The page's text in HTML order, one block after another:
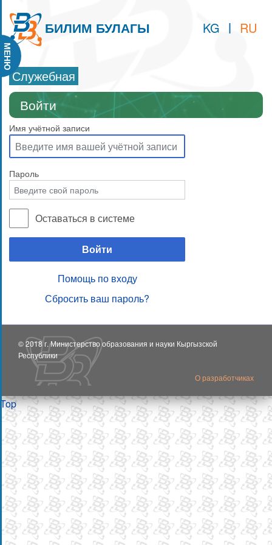
МЕНЮ
БИЛИМ БУЛАГЫ KG | RU
Служебная
Войти
Имя учётной записи
Пароль
Оставаться в системе
Войти
Помощь по входу
Сбросить ваш пароль?
© 2018 г. Министерство образования и науки Кыргызской
Республики
О разработчиках
Top